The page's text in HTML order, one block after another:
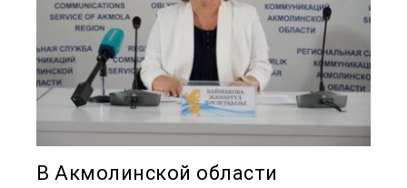
В Акмолинской области